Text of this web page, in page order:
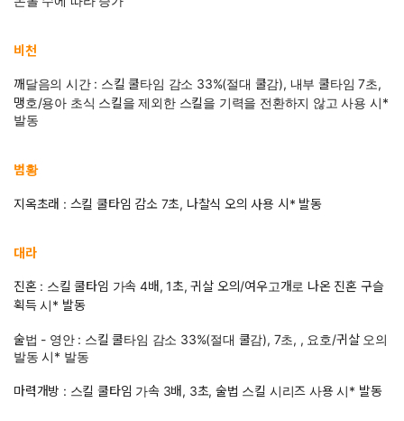
비천
깨달음의 시간 : 스킬 쿨타임 감소 33%(절대 쿨감), 내부 쿨타임 7초,
맹호/용아 초식 스킬을 제외한 스킬을 기력을 전환하지 않고 사용 시*
발동
범황
지옥초래 : 스킬 쿨타임 감소 7초, 나찰식 오의 사용 시* 발동
대라
진혼 : 스킬 쿨타임 가속 4배, 1초, 귀살 오의/여우고개로 나온 진혼 구슬
획득 시* 발동
술법 - 영안 : 스킬 쿨타임 감소 33%(절대 쿨감), 7초, , 요호/귀살 오의
발동 시* 발동
마력개방 : 스킬 쿨타임 가속 3배, 3초, 술법 스킬 시리즈 사용 시* 발동